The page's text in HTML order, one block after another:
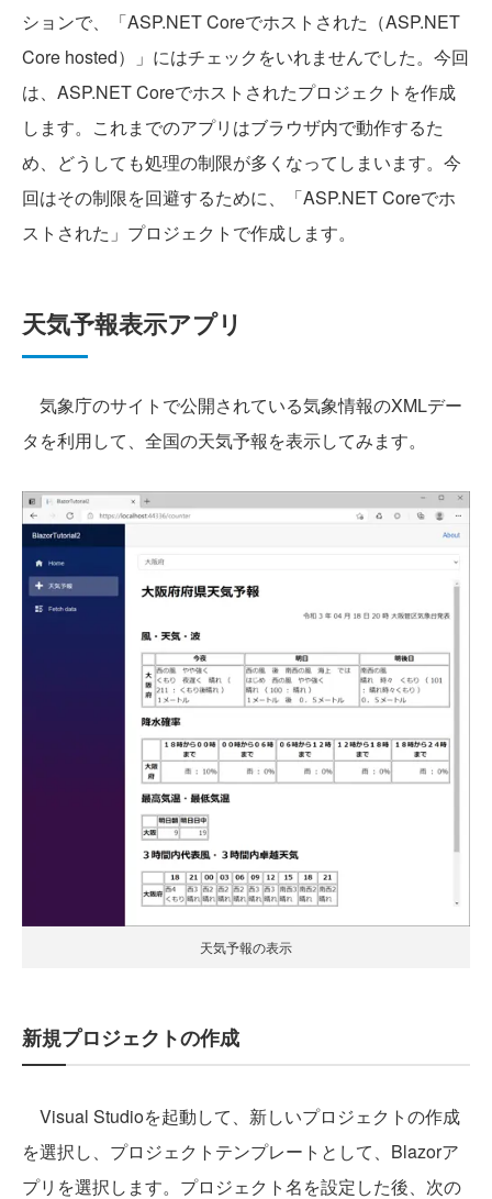
ションで、「ASP.NET Coreでホストされた（ASP.NET
Core hosted）」にはチェックをいれませんでした。今回
は、ASP.NET Coreでホストされたプロジェクトを作成
します。これまでのアプリはブラウザ内で動作するた
め、どうしても処理の制限が多くなってしまいます。今
回はその制限を回避するために、「ASP.NET Coreでホ
ストされた」プロジェクトで作成します。
天気予報表示アプリ
気象庁のサイトで公開されている気象情報のXMLデー
タを利用して、全国の天気予報を表示してみます。
天気予報の表示
新規プロジェクトの作成
Visual Studioを起動して、新しいプロジェクトの作成
を選択し、プロジェクトテンプレートとして、Blazorア
プリを選択します。プロジェクト名を設定した後、次の